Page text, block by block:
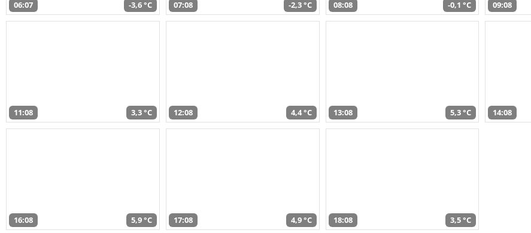
06:07 -3,6 °C 07:08 -2,3 °C 08:08 -0,1 °C 09:08
11:08 3,3 °C 12:08 4,4 °C 13:08 5,3 °C 14:08
16:08 5,9 °C 17:08 4,9 °C 18:08 3,5 °C